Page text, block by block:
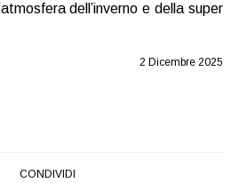
dell’inverno e della super
2 Dicembre 2025
CONDIVIDI